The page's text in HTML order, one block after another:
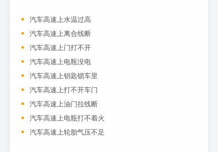
汽车高速上水温过高
汽车高速上离合线断
汽车高速上门打不开
汽车高速上电瓶没电
汽车高速上钥匙锁车里
汽车高速上打不开车门
汽车高速上油门拉线断
汽车高速上电瓶打不着火
汽车高速上轮胎气压不足